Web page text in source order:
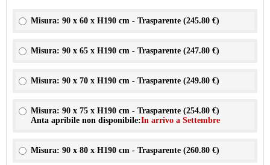
Misura: 90 x 60 x H190 cm - Trasparente (245.80 €)
Misura: 90 x 65 x H190 cm - Trasparente (247.80 €)
Misura: 90 x 70 x H190 cm - Trasparente (249.80 €)
Misura: 90 x 75 x H190 cm - Trasparente (254.80 €)
Anta apribile non disponibile:In arrivo a Settembre
Misura: 90 x 80 x H190 cm - Trasparente (260.80 €)